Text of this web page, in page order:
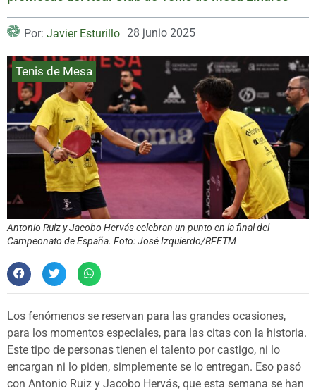
Por: Javier Esturillo 28 junio 2025
Tenis de Mesa
Antonio Ruiz y Jacobo Hervás celebran un punto en la final del
Campeonato de España. Foto: José Izquierdo/RFETM
Los fenómenos se reservan para las grandes ocasiones,
para los momentos especiales, para las citas con la historia.
Este tipo de personas tienen el talento por castigo, ni lo
encargan ni lo piden, simplemente se lo entregan. Eso pasó
con Antonio Ruiz y Jacobo Hervás, que esta semana se han